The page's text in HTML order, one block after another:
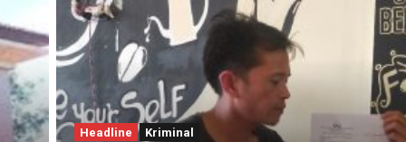
Headline Kriminal